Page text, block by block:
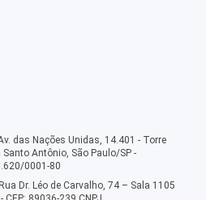
das Nações Unidas, 14.401 - Torre
Antônio, São Paulo/SP -
0001-80
Dr. Léo de Carvalho, 74 – Sala 1105